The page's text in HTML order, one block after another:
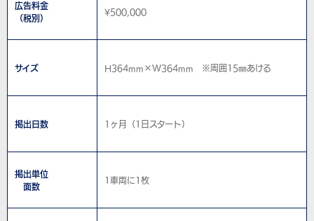
広告料金
（税別）
¥500,000
サイズ H364mm×W364mm ※周囲15㎜あける
掲出日数 1ヶ月（1日スタート）
掲出単位
面数
1車両に1枚